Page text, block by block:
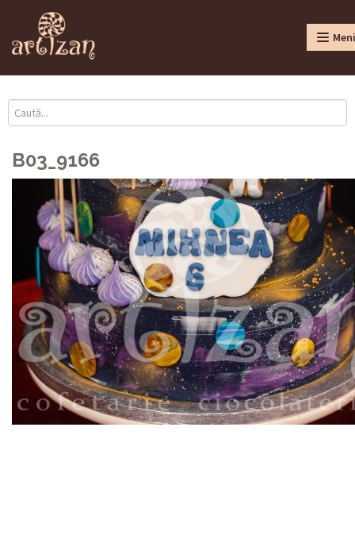
B03_9166